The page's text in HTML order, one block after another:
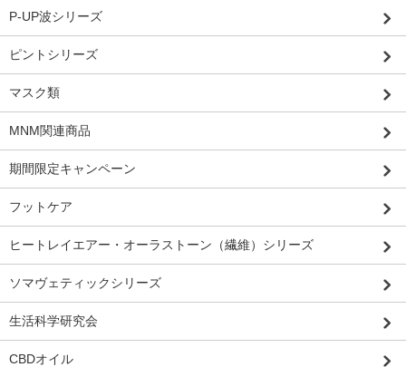
P-UP波シリーズ
ピントシリーズ
マスク類
MNM関連商品
期間限定キャンペーン
フットケア
ヒートレイエアー・オーラストーン（繊維）シリーズ
ソマヴェティックシリーズ
生活科学研究会
CBDオイル